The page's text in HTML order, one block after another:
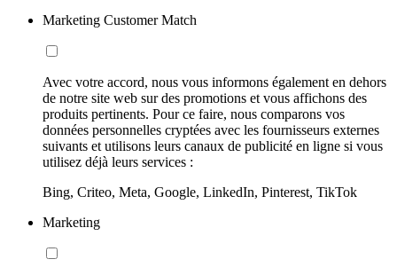
Marketing Customer Match
Avec votre accord, nous vous informons également en dehors
de notre site web sur des promotions et vous affichons des
produits pertinents. Pour ce faire, nous comparons vos
données personnelles cryptées avec les fournisseurs externes
suivants et utilisons leurs canaux de publicité en ligne si vous
utilisez déjà leurs services :
Bing, Criteo, Meta, Google, LinkedIn, Pinterest, TikTok
Marketing